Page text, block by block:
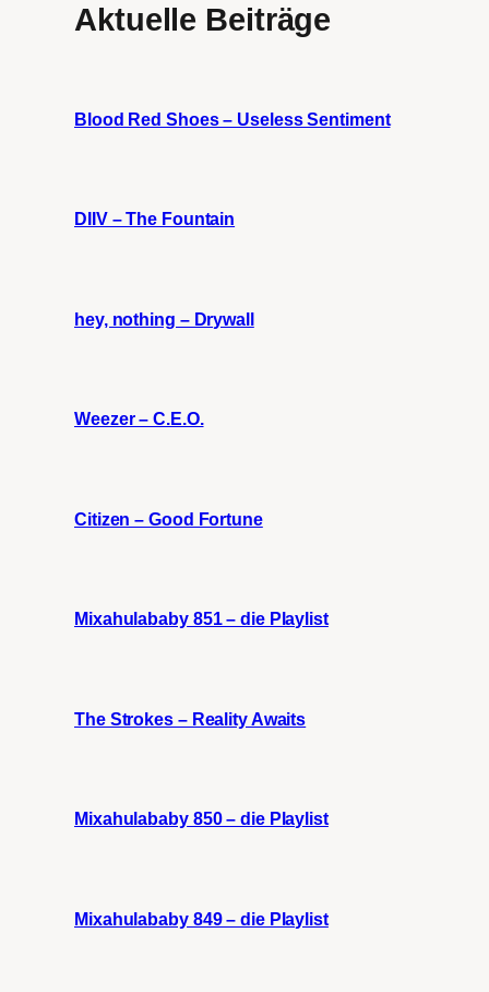
Aktuelle Beiträge
Blood Red Shoes – Useless Sentiment
DIIV – The Fountain
hey, nothing – Drywall
Weezer – C.E.O.
Citizen – Good Fortune
Mixahulababy 851 – die Playlist
The Strokes – Reality Awaits
Mixahulababy 850 – die Playlist
Mixahulababy 849 – die Playlist